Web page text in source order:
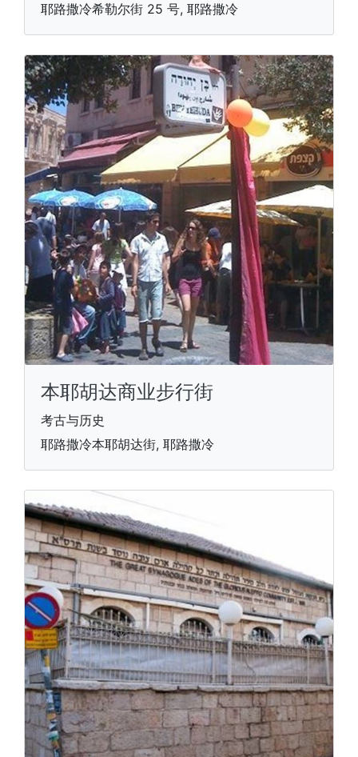
耶路撒冷希勒尔街 25 号, 耶路撒冷
本耶胡达商业步行街
考古与历史
耶路撒冷本耶胡达街, 耶路撒冷